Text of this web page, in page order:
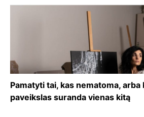
Pamatyti tai, kas nematoma,
paveikslas suranda vienas kitą